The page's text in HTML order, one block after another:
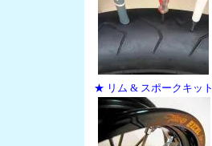
★ リム & スポークキット